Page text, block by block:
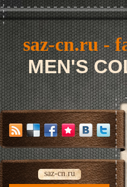
saz-cn.ru -
MEN'S
saz-cn.ru